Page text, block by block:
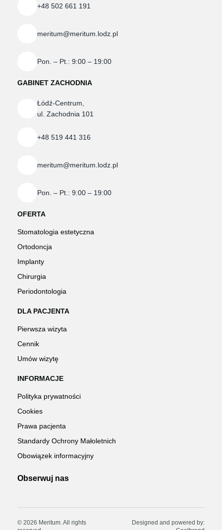
+48 502 661 191
meritum@meritum.lodz.pl
Pon. – Pt.: 9:00 – 19:00
GABINET ZACHODNIA
Łódź-Centrum,
+48 519 441 316
meritum@meritum.lodz.pl
Pon. – Pt.: 9:00 – 19:00
OFERTA
Stomatologia estetyczna
Ortodoncja
Implanty
Chirurgia
Periodontologia
DLA PACJENTA
Pierwsza wizyta
Cennik
Umów wizytę
INFORMACJE
Polityka prywatności
Cookies
Prawa pacjenta
Standardy Ochrony Małoletnich
Obowiązek informacyjny
Obserwuj nas
© 2026 Meritum. All rights
Designed and powered by: